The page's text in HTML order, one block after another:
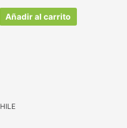
Añadir al carrito